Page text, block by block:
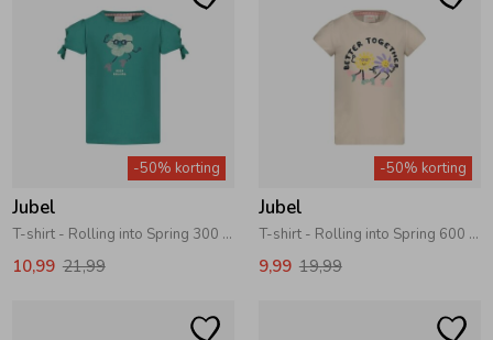
-50% korting
Jubel
T-shirt - Rolling into Spring 300 Groen
10,99 21,99
-50% korting
Jubel
T-shirt - Rolling into Spring 600 Offwhite
9,99 19,99